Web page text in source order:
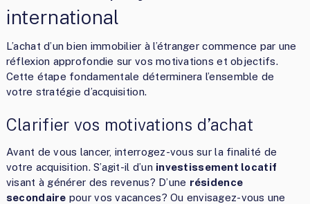
international
L’achat d’un bien immobilier à l’étranger commence par une
réflexion approfondie sur vos motivations et objectifs.
Cette étape fondamentale déterminera l’ensemble de
votre stratégie d’acquisition.
Clarifier vos motivations d’achat
Avant de vous lancer, interrogez-vous sur la finalité de
votre acquisition. S’agit-il d’un investissement locatif
visant à générer des revenus? D’une résidence
secondaire pour vos vacances? Ou envisagez-vous une